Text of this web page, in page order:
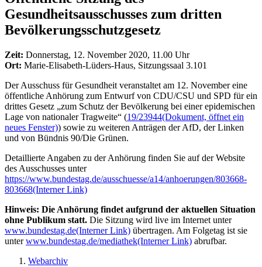
Gesundheitsausschusses zum dritten
Bevölkerungsschutzgesetz
Zeit: Donnerstag, 12. November 2020, 11.00 Uhr
Ort: Marie-Elisabeth-Lüders-Haus, Sitzungssaal 3.101
Der Ausschuss für Gesundheit veranstaltet am 12. November eine
öffentliche Anhörung zum Entwurf von CDU/CSU und SPD für ein
drittes Gesetz „zum Schutz der Bevölkerung bei einer epidemischen
Lage von nationaler Tragweite“ (19/23944(Dokument, öffnet ein
neues Fenster)) sowie zu weiteren Anträgen der AfD, der Linken
und von Bündnis 90/Die Grünen.
Detaillierte Angaben zu der Anhörung finden Sie auf der Website
des Ausschusses unter
https://www.bundestag.de/ausschuesse/a14/anhoerungen/803668-
803668(Interner Link)
Hinweis: Die Anhörung findet aufgrund der aktuellen Situation
ohne Publikum statt. Die Sitzung wird live im Internet unter
www.bundestag.de(Interner Link) übertragen. Am Folgetag ist sie
unterwww.bundestag.de/mediathek(Interner Link) abrufbar.
Webarchiv